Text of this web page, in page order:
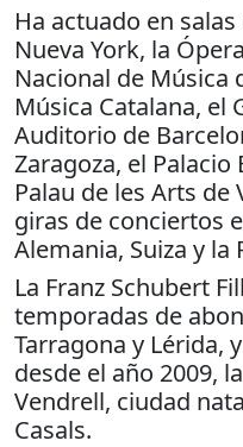
Ha actuado en
Nueva York, la
Nacional de Música
Música Catalana, el
Auditorio de
Zaragoza, el
Palau de les Arts de
giras de conciertos
Alemania, Suiza y la
La Franz Schubert
temporadas de
Tarragona y Lérida,
desde el año 2009,
Vendrell, ciudad
Casals.